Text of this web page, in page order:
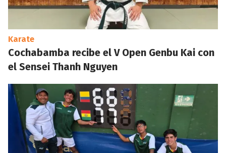
Karate
Cochabamba recibe el V Open Genbu Kai con
el Sensei Thanh Nguyen